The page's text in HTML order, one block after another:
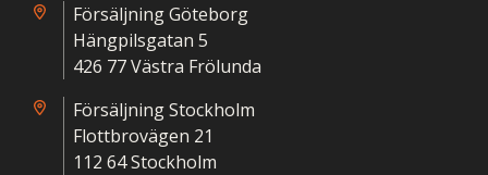
Försäljning Göteborg
Hängpilsgatan 5
426 77 Västra Frölunda
Försäljning Stockholm
Flottbrovägen 21
112 64 Stockholm